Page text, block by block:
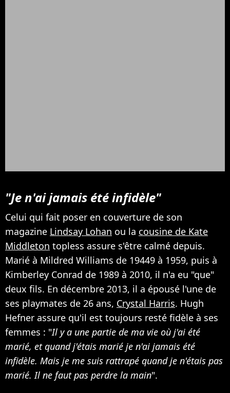
"Je n'ai jamais été infidèle"
Celui qui fait poser en couverture de son
magazine Lindsay Lohan ou la cousine de Kate
Middleton topless assure s'être calmé depuis.
Marié à Mildred Williams de 19449 à 1959, puis à
Kimberley Conrad de 1989 à 2010, il n'a eu "que"
deux fils. En décembre 2013, il a épousé l'une de
ses playmates de 26 ans, Crystal Harris. Hugh
Hefner assure qu'il est toujours resté fidèle à ses
femmes : "Il y a une partie de ma vie où j'ai été
marié, et quand j'étais marié je n'ai jamais été
infidèle. Mais je me suis rattrapé quand je n'étais pas
marié. Il ne faut pas perdre la main".